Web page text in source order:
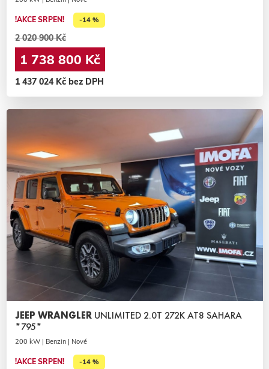
!AKCE SRPEN! -14 %
2 020 900 Kč
1 738 800 Kč
1 437 024 Kč bez DPH
JEEP WRANGLER UNLIMITED 2.0T 272K AT8 SAHARA
*795*
200 kW | Benzin | Nové
!AKCE SRPEN! -14 %